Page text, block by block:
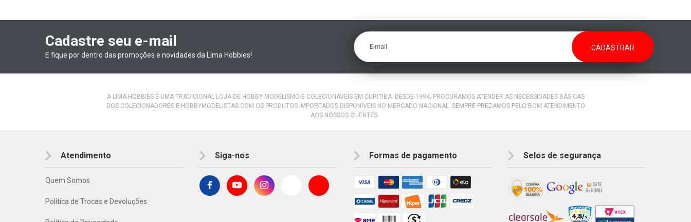
Cadastre seu e-mail
E fique por dentro das promoções e novidades da Lima Hobbies!
E-mail
A LIMA HOBBIES É UMA TRADICIONAL LOJA DE HOBBY MODELISMO E COLECIONÁVEIS EM CURITIBA. DESDE 1994, PROCURAMOS ATENDER AS NECESSIDADES BÁSICAS
DOS COLECIONADORES E HOBBYMODELISTAS COM OS PRODUTOS IMPORTADOS DISPONÍVEIS NO MERCADO NACIONAL. SEMPRE PREZAMOS PELO BOM ATENDIMENTO
AOS NOSSOS CLIENTES.
Atendimento
Quem Somos
Política de Trocas e Devoluções
Siga-nos Formas de pagamento Selos de segurança